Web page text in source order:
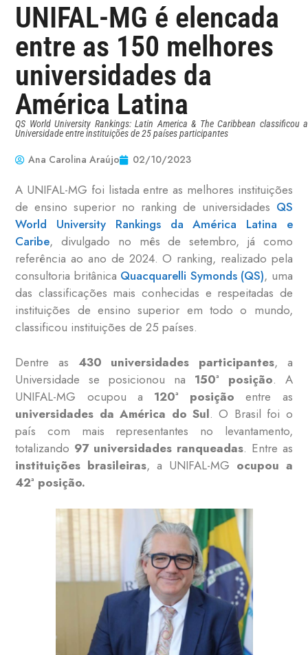
UNIFAL-MG é elencada
entre as 150 melhores
universidades da
América Latina
QS World University Rankings: Latin America & The Caribbean classificou a
Universidade entre instituições de 25 países participantes
Ana Carolina Araújo 02/10/2023
A UNIFAL-MG foi listada entre as melhores instituições
de ensino superior no ranking de universidades QS
World University Rankings da América Latina e
Caribe, divulgado no mês de setembro, já como
referência ao ano de 2024. O ranking, realizado pela
consultoria britânica Quacquarelli Symonds (QS), uma
das classificações mais conhecidas e respeitadas de
instituições de ensino superior em todo o mundo,
classificou instituições de 25 países.
Dentre as 430 universidades participantes, a
Universidade se posicionou na 150ª posição. A
UNIFAL-MG ocupou a 120ª posiçãoentre as
universidades da América do Sul. O Brasil foi o
país com mais representantes no levantamento,
totalizando 97 universidades ranqueadas. Entre as
instituições brasileiras, a UNIFAL-MG ocupou a
42ª posição.